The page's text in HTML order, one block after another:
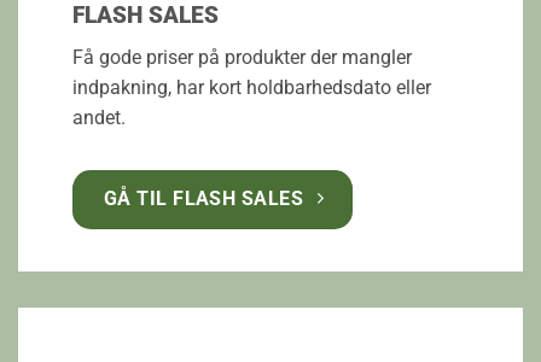
FLASH SALES
Få gode priser på produkter der mangler
indpakning, har kort holdbarhedsdato eller
andet.
GÅ TIL FLASH SALES